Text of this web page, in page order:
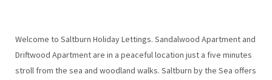
Testimonios
Preguntas frecuentes
política de privacidad
Welcome to Saltburn Holiday Lettings. Sandalwood Apartment and
Driftwood Apartment are in a peaceful location just a five minutes
stroll from the sea and woodland walks. Saltburn by the Sea offers